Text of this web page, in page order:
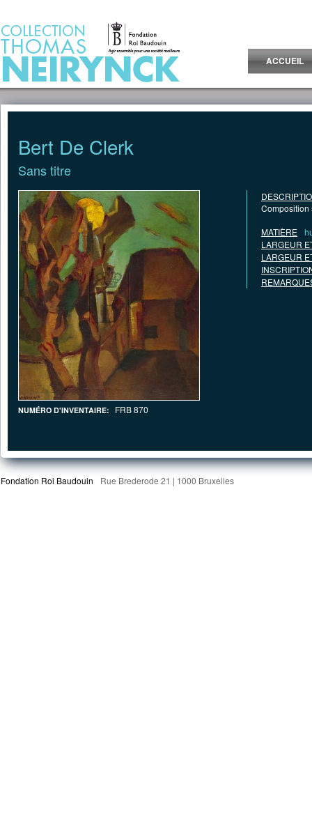
ACCUEIL
Bert De Clerk
Sans titre
NUMÉRO D'INVENTAIRE: FRB 870
Composition
MATIÈRE
LARGEUR
LARGEUR
Fondation Roi Baudouin Rue Brederode 21 | 1000 Bruxelles